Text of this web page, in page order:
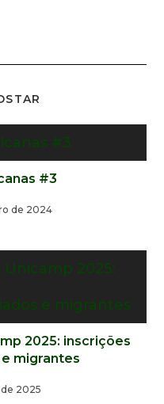
#3
de 2024
2025: inscrições
migrantes
de 2025